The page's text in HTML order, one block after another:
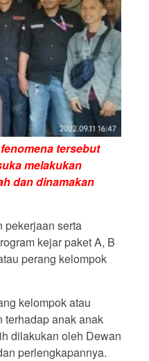
tersebut
melakukan
dan dinamakan
pekerjaan serta
kejar paket A, B
perang kelompok
kelompok atau
terhadap anak anak
dilakukan oleh Dewan
perlengkapannya.